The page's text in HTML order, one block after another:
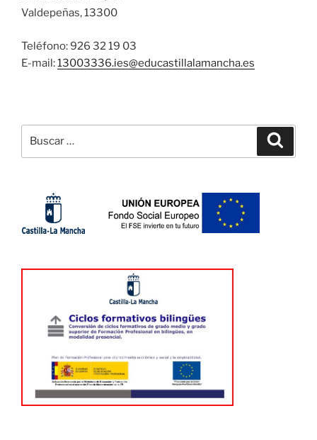
Valdepeñas, 13300
Teléfono: 926 32 19 03
E-mail:13003336.ies@educastillalamancha.es
por: